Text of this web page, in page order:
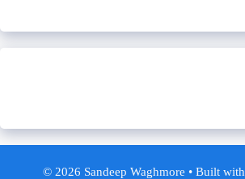
© 2026 Sandeep Waghmore • Built with